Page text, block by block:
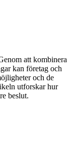
att kombinera
kan företag och
och de
utforskar hur
beslut.